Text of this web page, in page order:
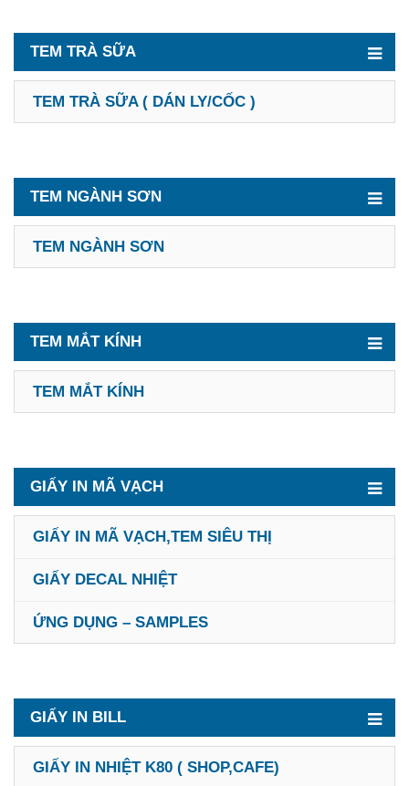
TEM TRÀ SỮA
TEM TRÀ SỮA ( DÁN LY/CỐC )
TEM NGÀNH SƠN
TEM NGÀNH SƠN
TEM MẮT KÍNH
TEM MẮT KÍNH
GIẤY IN MÃ VẠCH
GIẤY IN MÃ VẠCH,TEM SIÊU THỊ
GIẤY DECAL NHIỆT
ỨNG DỤNG – SAMPLES
GIẤY IN BILL
GIẤY IN NHIỆT K80 ( SHOP,CAFE)